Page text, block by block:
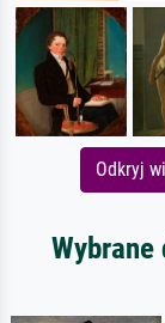
Odkryj
Wybrane